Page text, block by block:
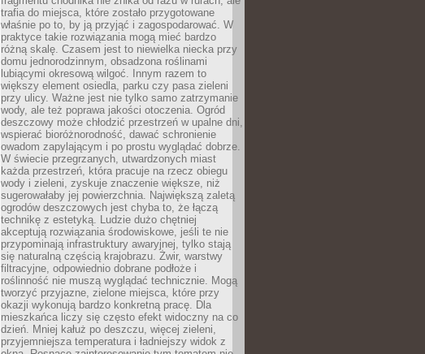
trafia do miejsca, które zostało przygotowane
właśnie po to, by ją przyjąć i zagospodarować. W
praktyce takie rozwiązania mogą mieć bardzo
różną skalę. Czasem jest to niewielka niecka przy
domu jednorodzinnym, obsadzona roślinami
lubiącymi okresową wilgoć. Innym razem to
większy element osiedla, parku czy pasa zieleni
przy ulicy. Ważne jest nie tylko samo zatrzymanie
wody, ale też poprawa jakości otoczenia. Ogród
deszczowy może chłodzić przestrzeń w upalne dni,
wspierać bioróżnorodność, dawać schronienie
owadom zapylającym i po prostu wyglądać dobrze.
W świecie przegrzanych, utwardzonych miast
każda przestrzeń, która pracuje na rzecz obiegu
wody i zieleni, zyskuje znaczenie większe, niż
sugerowałaby jej powierzchnia. Największą zaletą
ogrodów deszczowych jest chyba to, że łączą
technikę z estetyką. Ludzie dużo chętniej
akceptują rozwiązania środowiskowe, jeśli te nie
przypominają infrastruktury awaryjnej, tylko stają
się naturalną częścią krajobrazu. Żwir, warstwy
filtracyjne, odpowiednio dobrane podłoże i
roślinność nie muszą wyglądać technicznie. Mogą
tworzyć przyjazne, zielone miejsca, które przy
okazji wykonują bardzo konkretną pracę. Dla
mieszkańca liczy się często efekt widoczny na co
dzień. Mniej kałuż po deszczu, więcej zieleni,
przyjemniejsza temperatura i ładniejszy widok z